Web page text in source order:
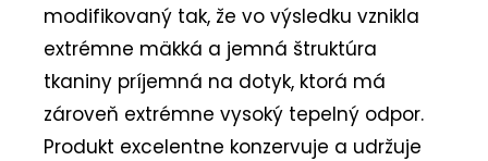
modifikovaný tak, že vo výsledku vznikla
extrémne mäkká a jemná štruktúra
tkaniny príjemná na dotyk, ktorá má
zároveň extrémne vysoký tepelný odpor.
Produkt excelentne konzervuje a udržuje